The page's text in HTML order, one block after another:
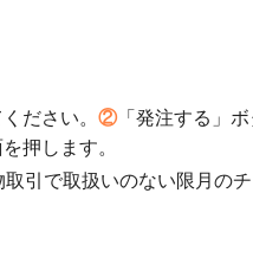
ださい。 ②「発注する」
押します。
引で取扱いのない限月の